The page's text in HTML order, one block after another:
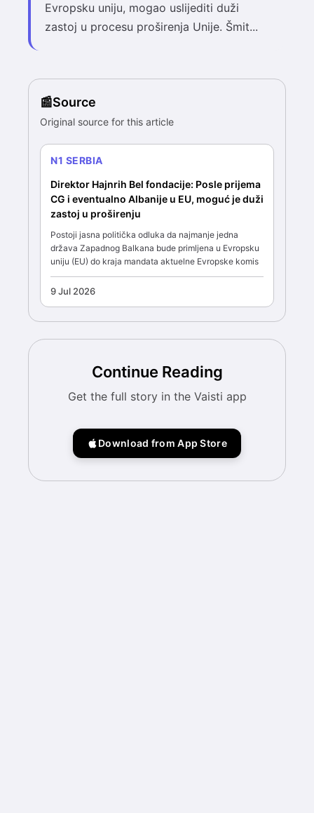
Evropsku uniju, mogao uslijediti duži
zastoj u procesu proširenja Unije. Šmit...
Source
Original source for this article
N1 SERBIA
Direktor Hajnrih Bel fondacije: Posle prijema
CG i eventualno Albanije u EU, moguć je duži
zastoj u proširenju
Postoji jasna politička odluka da najmanje jedna
država Zapadnog Balkana bude primljena u Evropsku
uniju (EU) do kraja mandata aktuelne Evropske komis
9 Jul 2026
Continue Reading
Get the full story in the Vaisti app
Download from App Store